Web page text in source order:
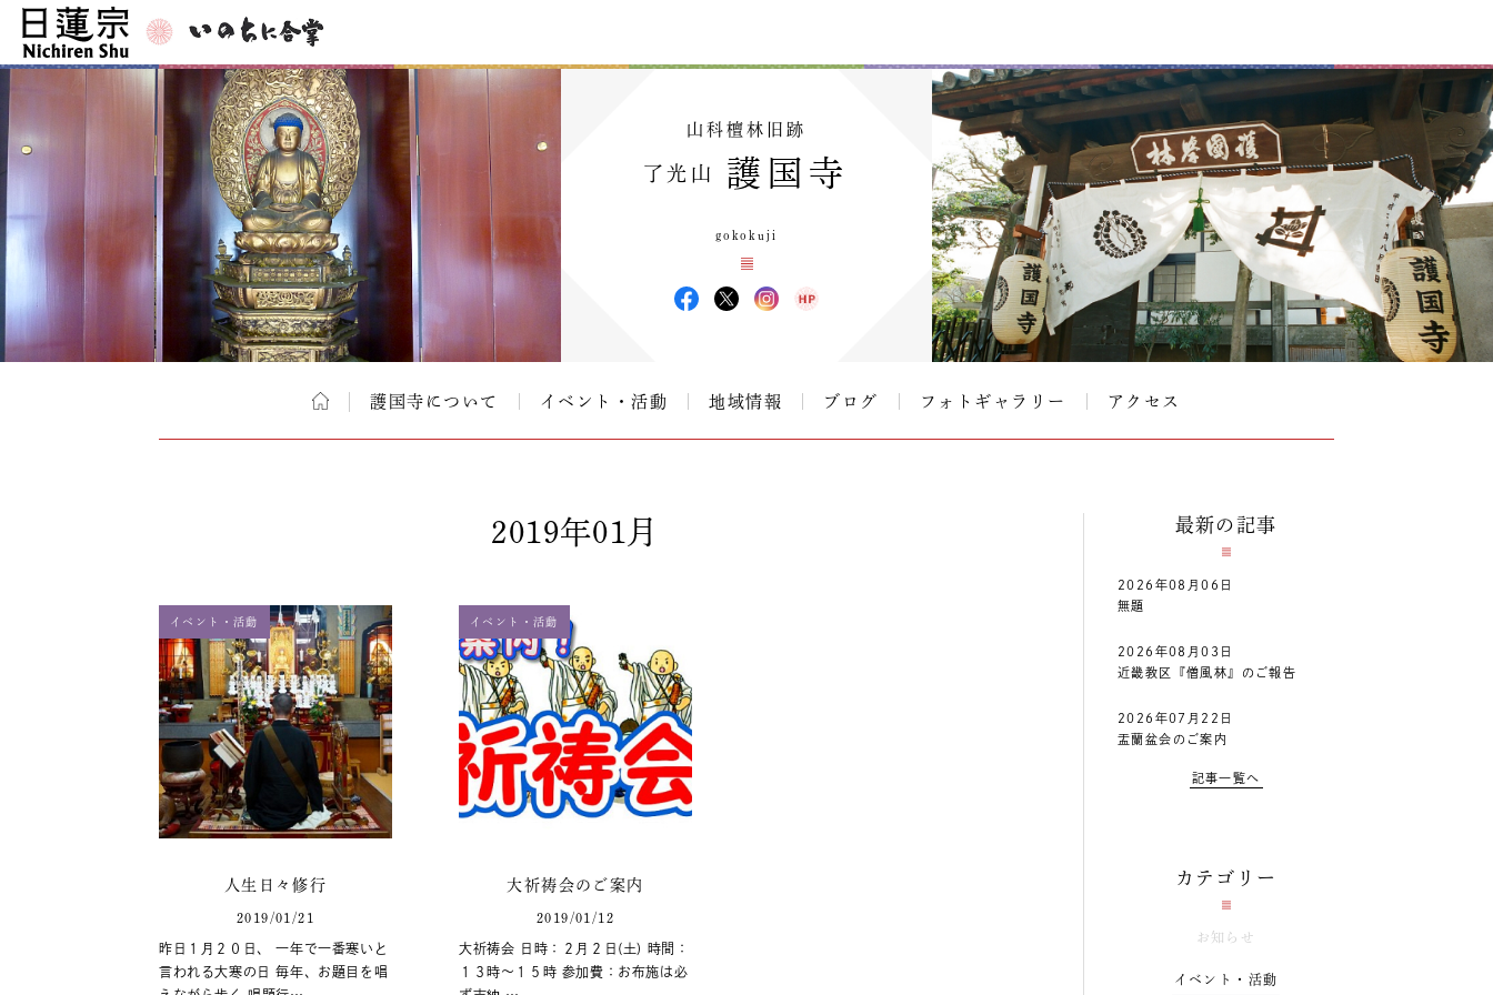
山科檀林旧跡
了光山 護国寺
gokokuji
護国寺について イベント・活動 地域情報 ブログ フォトギャラリー アクセス
2019年01月
イベント・活動
人生日々修行
2019/01/21
昨日１月２０日、 一年で一番寒いと
言われる大寒の日 毎年、お題目を唱
イベント・活動
大祈祷会のご案内
2019/01/12
大祈祷会 日時：２月２日(土) 時間：
１３時～１５時 参加費：お布施は必
最新の記事
2026年08月06日
無題
2026年08月03日
近畿教区『僧風林』のご報告
2026年07月22日
盂蘭盆会のご案内
記事一覧へ
カテゴリー
お知らせ
イベント・活動